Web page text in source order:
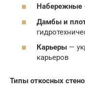
Набережные
Дамбы и
Карьеры —
карьеров
Типы откосных